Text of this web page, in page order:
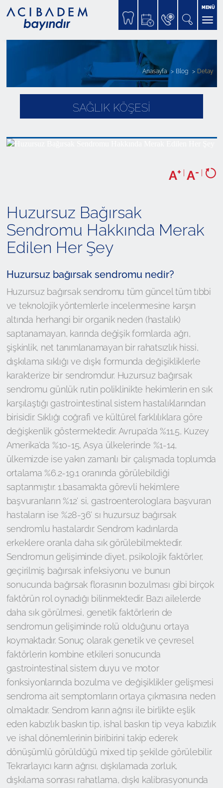
MENÜ
SAĞLIK KÖŞESİ
Anasayfa Blog Detay
A+ | A- |
Huzursuz Bağırsak
Sendromu Hakkında Merak
Edilen Her Şey
Huzursuz bağırsak sendromu nedir?
Huzursuz bağırsak sendromu tüm güncel tüm tıbbi
ve teknolojik yöntemlerle incelenmesine karşın
altında herhangi bir organik neden (hastalık)
saptanamayan, karında değişik formlarda ağrı,
şişkinlik, net tanımlanamayan bir rahatsızlık hissi,
dışkılama sıklığı ve dışkı formunda değişikliklerle
karakterize bir sendromdur. Huzursuz bağırsak
sendromu günlük rutin poliklinikte hekimlerin en sık
karşılaştığı gastrointestinal sistem hastalıklarından
birisidir. Sıklığı coğrafi ve kültürel farklılıklara göre
değişkenlik göstermektedir. Avrupa’da %11,5, Kuzey
Amerika’da %10-15, Asya ülkelerinde %1-14,
ülkemizde ise yakın zamanlı bir çalışmada toplumda
ortalama %6.2-19.1 oranında görülebildiği
saptanmıştır. 1.basamakta görevli hekimlere
başvuranların %12’ si, gastroenterologlara başvuran
hastaların ise %28-36’ sı huzursuz bağırsak
sendromlu hastalardır. Sendrom kadınlarda
erkeklere oranla daha sık görülebilmektedir.
Sendromun gelişiminde diyet, psikolojik faktörler,
geçirilmiş bağırsak infeksiyonu ve bunun
sonucunda bağırsak florasının bozulması gibi birçok
faktörün rol oynadığı bilinmektedir. Bazı ailelerde
daha sık görülmesi, genetik faktörlerin de
sendromun gelişiminde rolü olduğunu ortaya
koymaktadır. Sonuç olarak genetik ve çevresel
faktörlerin kombine etkileri sonucunda
gastrointestinal sistem duyu ve motor
fonksiyonlarında bozulma ve değişiklikler gelişmesi
sendroma ait semptomların ortaya çıkmasına neden
olmaktadır. Sendrom karın ağrısı ile birlikte eşlik
eden kabızlık baskın tip, ishal baskın tip veya kabızlık
ve ishal dönemlerinin biribirini takip ederek
dönüşümlü görüldüğü mixed tip şekilde görülebilir.
Tekrarlayıcı karın ağrısı, dışkılamada zorluk,
dışkılama sonrası rahatlama, dışkı kalibrasyonunda